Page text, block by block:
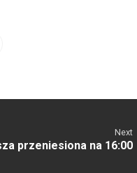
Next
przeniesiona na 16:00